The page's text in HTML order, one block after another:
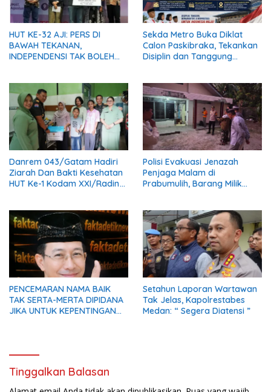
HUT KE-32 AJI: PERS DI
BAWAH TEKANAN,
INDEPENDENSI TAK BOLEH
Sekda Metro Buka Diklat
Calon Paskibraka, Tekankan
Disiplin dan Tanggung
Danrem 043/Gatam Hadiri
Ziarah Dan Bakti Kesehatan
HUT Ke-1 Kodam XXI/Radin
Polisi Evakuasi Jenazah
Penjaga Malam di
Prabumulih, Barang Milik
PENCEMARAN NAMA BAIK
TAK SERTA-MERTA DIPIDANA
JIKA UNTUK KEPENTINGAN
Setahun Laporan Wartawan
Tak Jelas, Kapolrestabes
Medan: “ Segera Diatensi ”
Tinggalkan Balasan